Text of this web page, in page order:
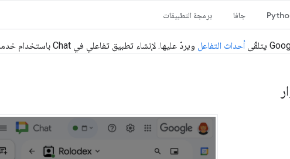
جافا برمجة التطبيقات
أحداث التفاعل ويردّ عليها. لإنشاء تطبيق تفاعلي في Chat باستخدام خدمة HTTP، أكمِل هذا